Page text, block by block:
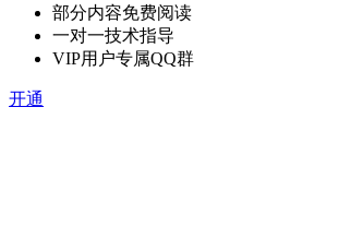
部分内容免费阅读
一对一技术指导
VIP用户专属QQ群
开通